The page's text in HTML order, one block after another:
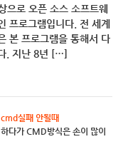
로 오픈 소스 소프트웨
프로그램입니다. 전 세계
본 프로그램을 통해서 다
. 지난 8년 […]
실패 안될때
다가 CMD방식은 손이 많이